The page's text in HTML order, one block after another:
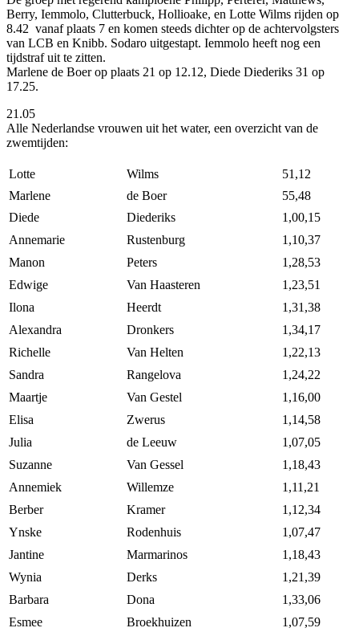
Berry, Iemmolo, Clutterbuck, Hollioake, en Lotte Wilms rijden op
8.42 vanaf plaats 7 en komen steeds dichter op de achtervolgsters
van LCB en Knibb. Sodaro uitgestapt. Iemmolo heeft nog een
tijdstraf uit te zitten.
Marlene de Boer op plaats 21 op 12.12, Diede Diederiks 31 op
17.25.
21.05
Alle Nederlandse vrouwen uit het water, een overzicht van de
zwemtijden:
Lotte Wilms
51,12
Marlene
de Boer
55,48
Diede
Diederiks
1,00,15
Annemarie
Rustenburg
1,10,37
Manon
Peters
1,28,53
Edwige
Van Haasteren
1,23,51
Ilona
Heerdt
1,31,38
Alexandra
Dronkers
1,34,17
Richelle
Van Helten
1,22,13
Sandra
Rangelova
1,24,22
Maartje
Van Gestel
1,16,00
Elisa
Zwerus
1,14,58
Julia
de Leeuw
1,07,05
Suzanne
Van Gessel
1,18,43
Annemiek
Willemze
1,11,21
Berber
Kramer
1,12,34
Ynske
Rodenhuis
1,07,47
Jantine
Marmarinos
1,18,43
Wynia
Derks
1,21,39
Barbara
Dona
1,33,06
Esmee
Broekhuizen
1,07,59